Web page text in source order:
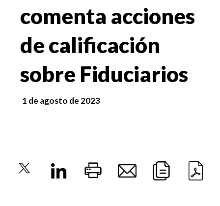
comenta acciones
de calificación
sobre Fiduciarios
1 de agosto de 2023